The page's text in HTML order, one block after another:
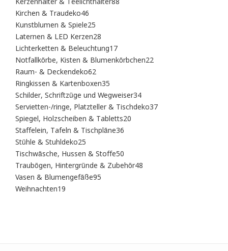
Kerzenhalter & Teelichthalter88
Kirchen & Traudeko46
Produkte
Kunstblumen & Spiele25
Produkte
Laternen & LED Kerzen28
Produkte
Lichterketten & Beleuchtung1717
Produkte
Notfallkörbe, Kisten & Blumenkörbchen2222
Raum- & Deckendeko6262
Produkte
Ringkissen & Kartenboxen35
Produkte
Schilder, Schriftzüge und Wegweiser3434
Produkte
Servietten-/ringe, Platzteller & Tischdeko3737
Spiegel, Holzscheiben & Tabletts20
Staffelein, Tafeln & Tischpläne36
Stühle & Stuhldeko25
Produkte
Tischwäsche, Hussen & Stoffe50
Produkte
Traubögen, Hintergründe & Zubehör48
Vasen & Blumengefäße95
Weihnachten19